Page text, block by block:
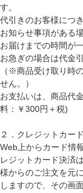
す。
代引きのお客様につ
お知らせ事項がある
お届けまでの時間が
お急ぎの場合は代金
（※商品受け取り時
せん。）
お支払いは、商品代
料：￥300円＋税)
２．クレジットカー
Web上からカード情
レジットカード決済
様からのご注文を元
しますので、その画